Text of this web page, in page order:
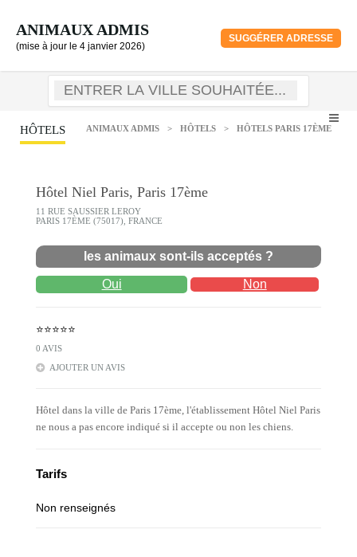
ANIMAUX ADMIS
(mise à jour le 4 janvier 2026)
SUGGÉRER ADRESSE
HÔTELS ANIMAUX ADMIS > HÔTELS > HÔTELS PARIS 17ÈME
Hôtel Niel Paris, Paris 17ème
11 RUE SAUSSIER LEROY
PARIS 17ÈME (75017), FRANCE
les animaux sont-ils acceptés ?
Oui Non
⭐⭐⭐⭐⭐
0 AVIS
AJOUTER UN AVIS
Hôtel dans la ville de Paris 17ème, l'établissement Hôtel Niel Paris
ne nous a pas encore indiqué si il accepte ou non les chiens.
Tarifs
Non renseignés